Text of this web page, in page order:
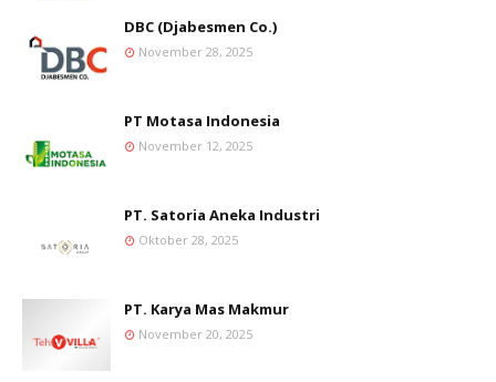
DBC (Djabesmen Co.)
November 28, 2025
PT Motasa Indonesia
November 12, 2025
PT. Satoria Aneka Industri
Oktober 28, 2025
PT. Karya Mas Makmur
November 20, 2025